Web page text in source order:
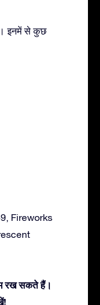
इनमें से कुछ
Fireworks
रख सकते हैं।